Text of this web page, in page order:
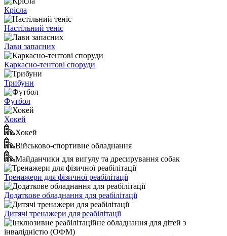
Крісла
Настільний теніс
Лави запасних
Каркасно-тентові споруди
Трибуни
Футбол
Хокей
Хокей
Військово-спортивне обладнання
Майданчики для вигулу та дресирування собак
Тренажери для фізичної реабілітації
Додаткове обладнання для реабілітації
Дитячі тренажери для реабілітації